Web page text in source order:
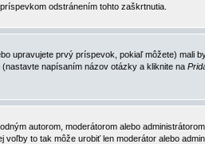
odstránením tohto zaškrtnutia.
upravujete prvý príspevok, pokiaľ môžete) mali
napísaním názov otázky a kliknite na
autorom, moderátorom alebo
to tak môže urobiť len moderátor alebo